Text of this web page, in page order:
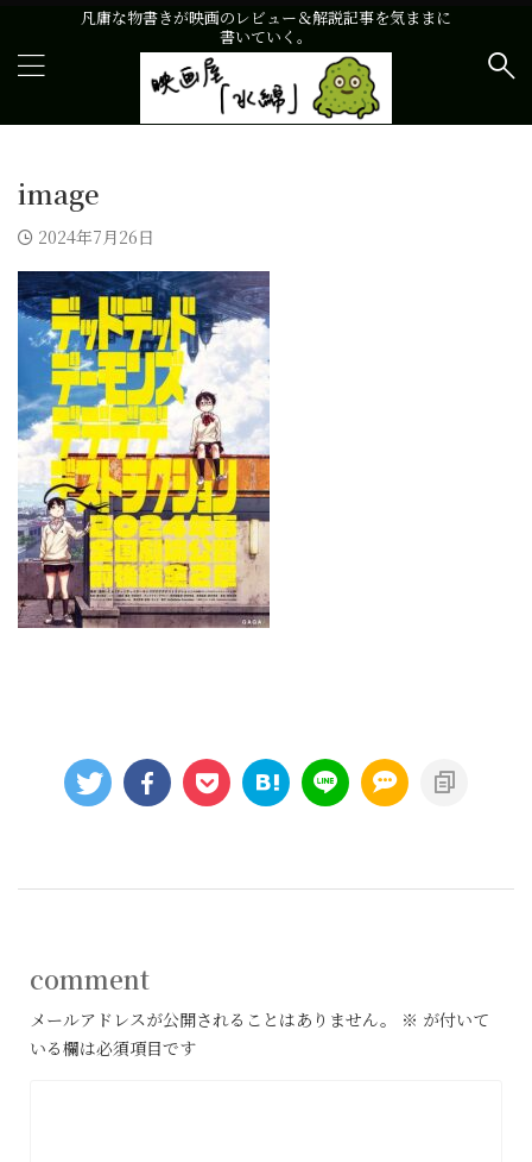
凡庸な物書きが映画のレビュー＆解説記事を気ままに
書いていく。
image
2024年7月26日
comment
メールアドレスが公開されることはありません。 ※ が付いて
いる欄は必須項目です